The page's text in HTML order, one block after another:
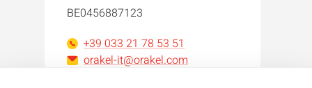
BE0456887123
+39 033 21 78 53 51
orakel-it@orakel.com